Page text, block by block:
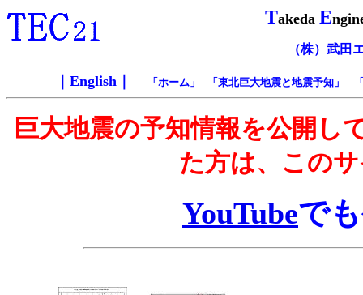
Takeda E
（株）武
English 「 ホーム 」 「 東北巨大地震と地震予知 」
巨大地震の予知情報を公開し
た方は、この
YouTubeで